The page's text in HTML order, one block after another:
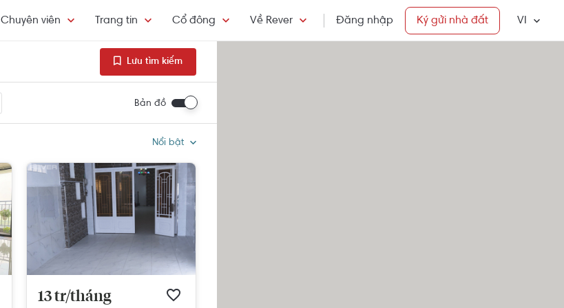
Chuyên viên Trang tin Cổ đông Về Rever Đăng nhập Ký gửi nhà đất VI
Lưu tìm kiếm
Bản đồ
Nổi bật
13 tr/tháng